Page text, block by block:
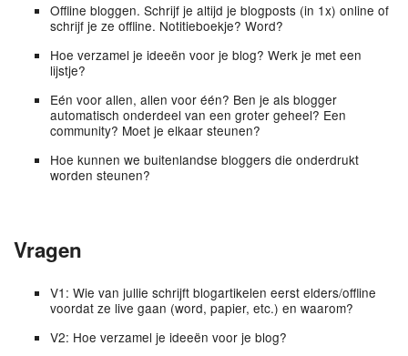
Offline bloggen. Schrijf je altijd je blogposts (in 1x) online of
schrijf je ze offline. Notitieboekje? Word?
Hoe verzamel je ideeën voor je blog? Werk je met een
lijstje?
Eén voor allen, allen voor één? Ben je als blogger
automatisch onderdeel van een groter geheel? Een
community? Moet je elkaar steunen?
Hoe kunnen we buitenlandse bloggers die onderdrukt
worden steunen?
Vragen
V1: Wie van jullie schrijft blogartikelen eerst elders/offline
voordat ze live gaan (word, papier, etc.) en waarom?
V2: Hoe verzamel je ideeën voor je blog?